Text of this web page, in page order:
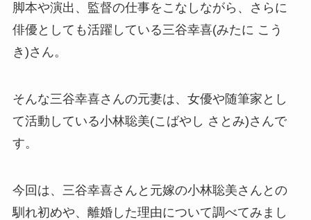
脚本や演出、監督の仕事をこなしながら、さらに
俳優としても活躍している三谷幸喜(みたに こう
き)さん。
そんな三谷幸喜さんの元妻は、女優や随筆家とし
て活動している小林聡美(こばやし さとみ)さんで
す。
今回は、三谷幸喜さんと元嫁の小林聡美さんとの
馴れ初めや、離婚した理由について調べてみまし